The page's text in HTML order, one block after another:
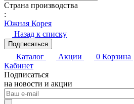
Страна производства
:
Южная Корея
Назад к списку
Подписаться
Каталог Акции 0 Корзина
Кабинет
Подписаться
на новости и акции